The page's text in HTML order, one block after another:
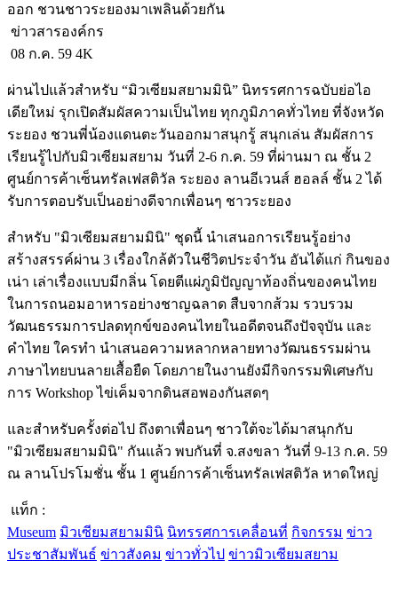
ออก ชวนชาวระยองมาเพลินด้วยกัน
ข่าวสารองค์กร
08 ก.ค. 59 4K
ผ่านไปแล้วสำหรับ “มิวเซียมสยามมินิ” นิทรรศการฉบับย่อไอ
เดียใหม่ รุกเปิดสัมผัสความเป็นไทย ทุกภูมิภาคทั่วไทย ที่จังหวัด
ระยอง ชวนพี่น้องแดนตะวันออกมาสนุกรู้ สนุกเล่น สัมผัสการ
เรียนรู้ไปกับมิวเซียมสยาม วันที่ 2-6 ก.ค. 59 ที่ผ่านมา ณ ชั้น 2
ศูนย์การค้าเซ็นทรัลเฟสติวัล ระยอง ลานอีเวนส์ ฮอลล์ ชั้น 2 ได้
รับการตอบรับเป็นอย่างดีจากเพื่อนๆ ชาวระยอง
สำหรับ "มิวเซียมสยามมินิ" ชุดนี้ นำเสนอการเรียนรู้อย่าง
สร้างสรรค์ผ่าน 3 เรื่องใกล้ตัวในชีวิตประจำวัน อันได้แก่ กินของ
เน่า เล่าเรื่องแบบมีกลิ่น โดยตีแผ่ภูมิปัญญาท้องถิ่นของคนไทย
ในการถนอมอาหารอย่างชาญฉลาด สืบจากส้วม รวบรวม
วัฒนธรรมการปลดทุกข์ของคนไทยในอดีตจนถึงปัจจุบัน และ
คำไทย ใครทำ นำเสนอความหลากหลายทางวัฒนธรรมผ่าน
ภาษาไทยบนลายเสื้อยืด โดยภายในงานยังมีกิจกรรมพิเศษกับ
การ Workshop ไข่เค็มจากดินสอพองกันสดๆ
และสำหรับครั้งต่อไป ถึงตาเพื่อนๆ ชาวใต้จะได้มาสนุกกับ
"มิวเซียมสยามมินิ" กันแล้ว พบกันที่ จ.สงขลา วันที่ 9-13 ก.ค. 59
ณ ลานโปรโมชั่น ชั้น 1 ศูนย์การค้าเซ็นทรัลเฟสติวัล หาดใหญ่
แท็ก :
Museum มิวเซียมสยามมินิ นิทรรศการเคลื่อนที่ กิจกรรม ข่าว
ประชาสัมพันธ์ ข่าวสังคม ข่าวทั่วไป ข่าวมิวเซียมสยาม